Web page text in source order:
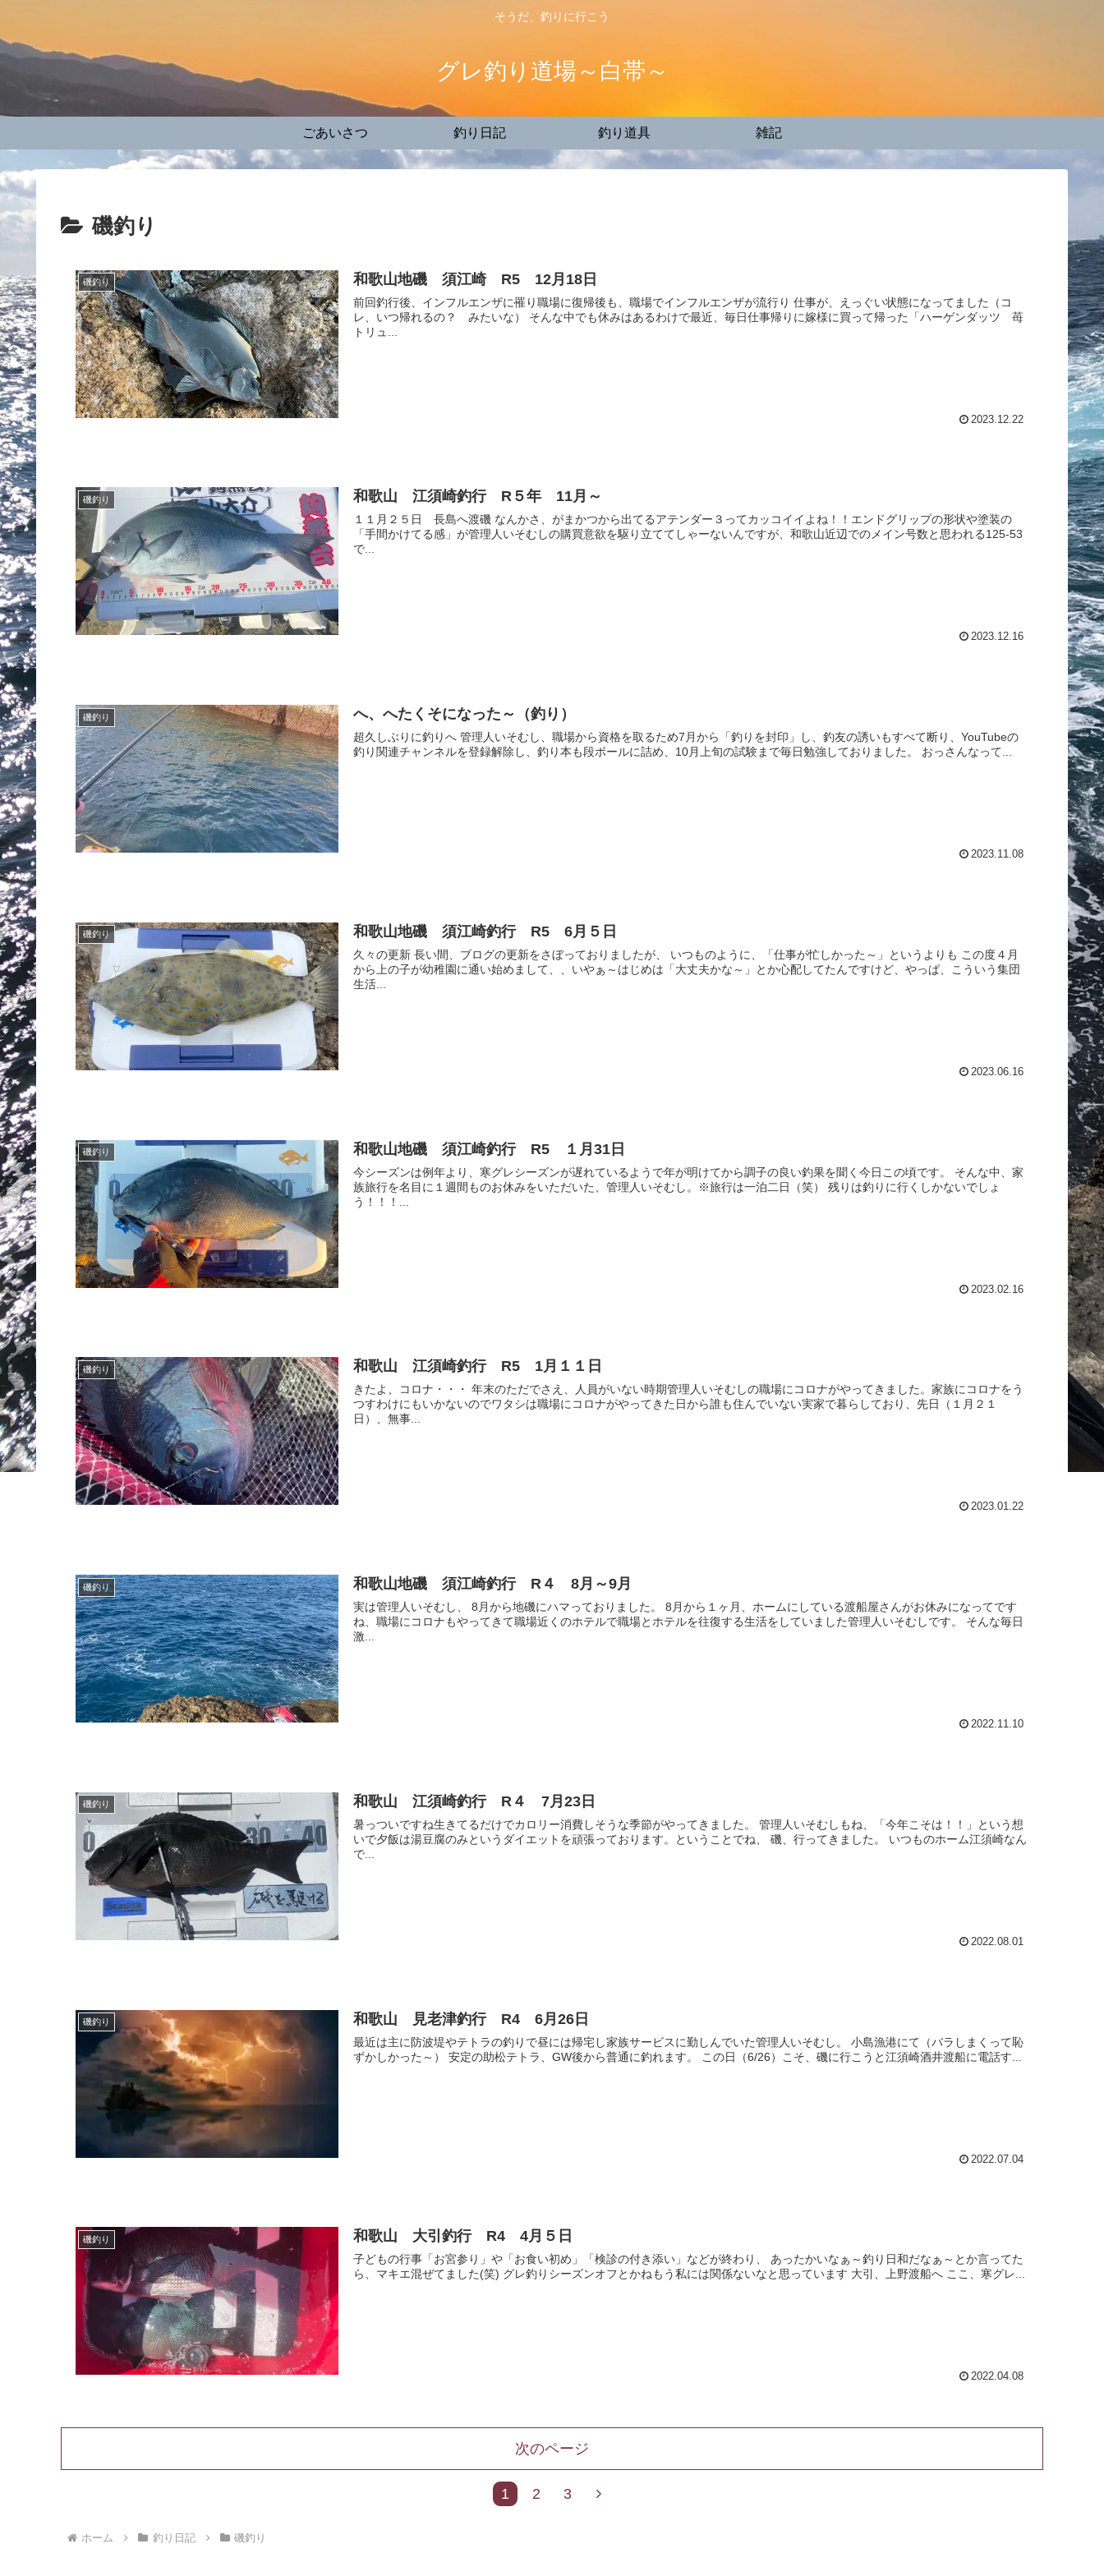
そうだ、釣りに行こう
グレ釣り道場～白帯～
ごあいさつ 釣り日記 釣り道具 雑記
磯釣り
磯釣り 和歌山地磯 須江崎 R5 12月18日
前回釣行後、インフルエンザに罹り職場に復帰後も、職場でインフルエンザが流行り 仕事が、えっぐい状態になってました（コ
レ、いつ帰れるの？ みたいな） そんな中でも休みはあるわけで最近、毎日仕事帰りに嫁様に買って帰った「ハーゲンダッツ 苺
トリュ...
2023.12.22
磯釣り 和歌山 江須崎釣行 R５年 11月～
１１月２５日 長島へ渡磯 なんかさ、がまかつから出てるアテンダー３ってカッコイイよね！！エンドグリップの形状や塗装の
「手間かけてる感」が管理人いそむしの購買意欲を駆り立ててしゃーないんですが、和歌山近辺でのメイン号数と思われる125-53
で...
2023.12.16
磯釣り へ、へたくそになった～（釣り）
超久しぶりに釣りへ 管理人いそむし、職場から資格を取るため7月から「釣りを封印」し、釣友の誘いもすべて断り、YouTubeの
釣り関連チャンネルを登録解除し、釣り本も段ボールに詰め、10月上旬の試験まで毎日勉強しておりました。 おっさんなって...
2023.11.08
磯釣り 和歌山地磯 須江崎釣行 R5 6月５日
久々の更新 長い間、ブログの更新をさぼっておりましたが、 いつものように、「仕事が忙しかった～」というよりも この度４月
から上の子が幼稚園に通い始めまして、、いやぁ～はじめは「大丈夫かな～」とか心配してたんですけど、やっぱ、こういう集団
生活...
2023.06.16
磯釣り 和歌山地磯 須江崎釣行 R5 １月31日
今シーズンは例年より、寒グレシーズンが遅れているようで年が明けてから調子の良い釣果を聞く今日この頃です。 そんな中、家
族旅行を名目に１週間ものお休みをいただいた、管理人いそむし。※旅行は一泊二日（笑） 残りは釣りに行くしかないでしょ
う！！！...
2023.02.16
磯釣り 和歌山 江須崎釣行 R5 1月１１日
きたよ、コロナ・・・ 年末のただでさえ、人員がいない時期管理人いそむしの職場にコロナがやってきました。家族にコロナをう
つすわけにもいかないのでワタシは職場にコロナがやってきた日から誰も住んでいない実家で暮らしており、先日（１月２１
日）、無事...
2023.01.22
磯釣り 和歌山地磯 須江崎釣行 R４ 8月～9月
実は管理人いそむし、 8月から地磯にハマっておりました。 8月から１ヶ月、ホームにしている渡船屋さんがお休みになってです
ね、職場にコロナもやってきて職場近くのホテルで職場とホテルを往復する生活をしていました管理人いそむしです。 そんな毎日
激...
2022.11.10
磯釣り 和歌山 江須崎釣行 R４ 7月23日
暑っついですね生きてるだけでカロリー消費しそうな季節がやってきました。 管理人いそむしもね、「今年こそは！！」という想
いで夕飯は湯豆腐のみというダイエットを頑張っております。ということでね、 磯、行ってきました。 いつものホーム江須崎なん
で...
2022.08.01
磯釣り 和歌山 見老津釣行 R4 6月26日
最近は主に防波堤やテトラの釣りで昼には帰宅し家族サービスに勤しんでいた管理人いそむし。 小島漁港にて（バラしまくって恥
ずかしかった～） 安定の助松テトラ、GW後から普通に釣れます。 この日（6/26）こそ、磯に行こうと江須崎酒井渡船に電話す...
2022.07.04
磯釣り 和歌山 大引釣行 R4 4月５日
子どもの行事「お宮参り」や「お食い初め」「検診の付き添い」などが終わり、 あったかいなぁ～釣り日和だなぁ～とか言ってた
ら、マキエ混ぜてました(笑) グレ釣りシーズンオフとかねもう私には関係ないなと思っています 大引、上野渡船へ ここ、寒グレ...
2022.04.08
次のページ
1 2 3
次
ホーム 釣り日記 磯釣り